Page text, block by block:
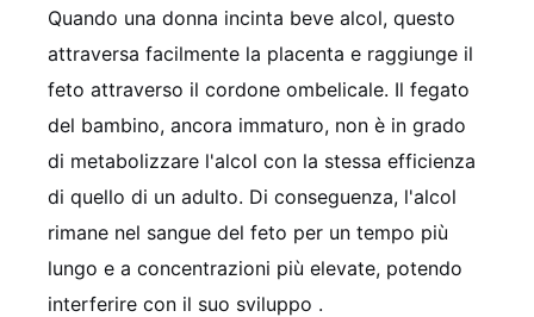
Quando una donna incinta beve alcol, questo
attraversa facilmente la placenta e raggiunge il
feto attraverso il cordone ombelicale. Il fegato
del bambino, ancora immaturo, non è in grado
di metabolizzare l'alcol con la stessa efficienza
di quello di un adulto. Di conseguenza, l'alcol
rimane nel sangue del feto per un tempo più
lungo e a concentrazioni più elevate, potendo
interferire con il suo sviluppo .